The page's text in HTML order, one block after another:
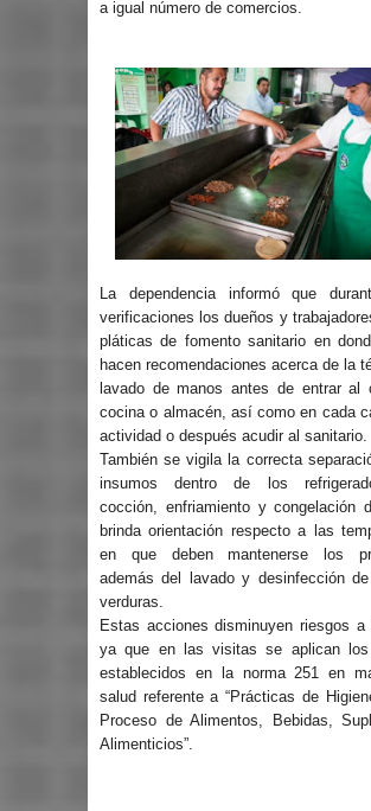
a igual número de comercios.
La dependencia informó que
verificaciones los dueños y
pláticas de fomento sanitario en
hacen recomendaciones acerca de la
lavado de manos antes de entrar al
cocina o almacén, así como en cada
actividad o después acudir al sanitario.
También se vigila la correcta
insumos dentro de los
cocción, enfriamiento y congelación
brinda orientación respecto a las
en que deben mantenerse los
además del lavado y desinfección
verduras.
Estas acciones disminuyen riesgos a
ya que en las visitas se aplican los
establecidos en la norma 251 en
salud referente a “Prácticas de
Proceso de Alimentos, Bebidas,
Alimenticios”.